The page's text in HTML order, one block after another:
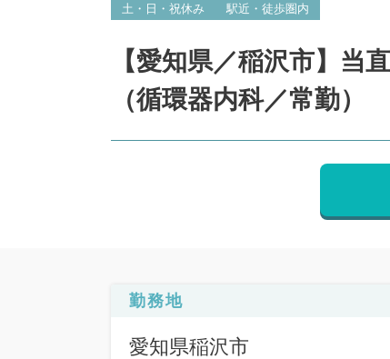
土・日・祝休み 駅近・徒歩圏内
【愛知県／稲沢市】
（循環器内科／常勤）
勤務地
愛知県稲沢市